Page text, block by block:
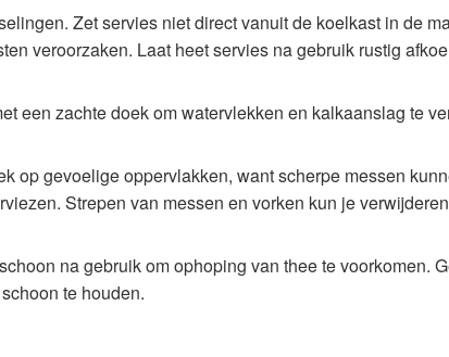
Zet servies niet direct vanuit de koelkast in de
veroorzaken. Laat heet servies na gebruik rustig
een zachte doek om watervlekken en kalkaanslag te
op gevoelige oppervlakken, want scherpe messen
Strepen van messen en vorken kun je
na gebruik om ophoping van thee te voorkomen.
te houden.